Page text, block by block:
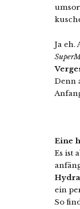
Ja eh.
Denn
Eine
Es ist
ein
So